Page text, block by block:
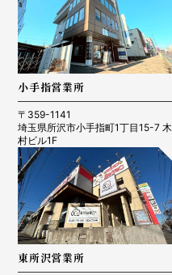
小手指営業所
〒359-1141
埼玉県所沢市小手指町1丁目15-7 木
村ビル1F
東所沢営業所